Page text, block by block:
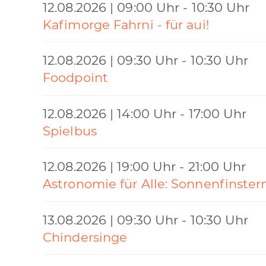
12.08.2026 | 09:00 Uhr - 10:30 Uhr
Kafimorge Fahrni - für aui!
12.08.2026 | 09:30 Uhr - 10:30 Uhr
Foodpoint
12.08.2026 | 14:00 Uhr - 17:00 Uhr
Spielbus
12.08.2026 | 19:00 Uhr - 21:00 Uhr
Astronomie für Alle:
13.08.2026 | 09:30 Uhr - 10:30 Uhr
Chindersinge